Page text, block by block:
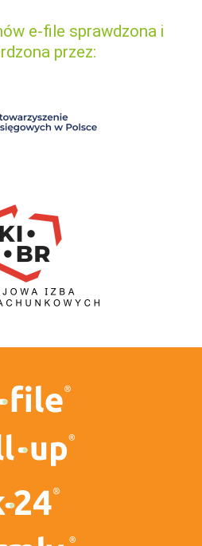
e-file sprawdzona i
przez: